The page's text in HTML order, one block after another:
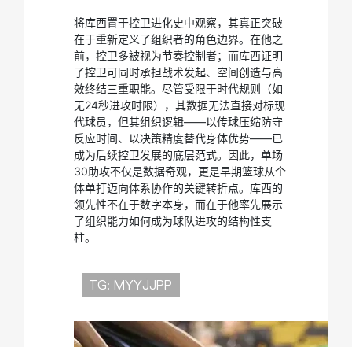
将库西置于控卫进化史中观察，其真正突破
在于重新定义了组织者的角色边界。在他之
前，控卫多被视为节奏控制者；而库西证明
了控卫可同时承担战术发起、空间创造与高
效终结三重职能。尽管受限于时代规则（如
无24秒进攻时限），其数据无法直接对标现
代球员，但其组织逻辑——以传球压缩防守
反应时间、以决策精度替代身体优势——已
成为后续控卫发展的底层范式。因此，单场
30助攻不仅是数据奇观，更是早期篮球从个
体单打迈向体系协作的关键转折点。库西的
领先性不在于数字本身，而在于他率先展示
了组织能力如何成为球队进攻的结构性支
柱。